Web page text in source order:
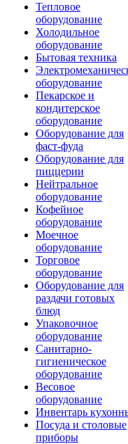
Тепловое
оборудование
Холодильное
оборудование
Бытовая техника
оборудование
Пекарское и
кондитерское
оборудование
Оборудование для
фаст-фуда
Оборудование для
пиццерии
Нейтральное
оборудование
Кофейное
оборудование
Моечное
оборудование
Торговое
оборудование
Оборудование для
раздачи готовых
блюд
Упаковочное
оборудование
Санитарно-
гигиеническое
оборудование
Весовое
оборудование
Инвентарь
Посуда и столовые
приборы